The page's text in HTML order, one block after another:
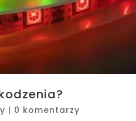
| 0 komentarzy